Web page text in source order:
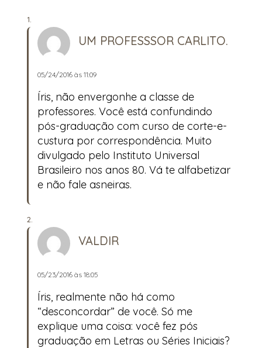
UM PROFESSSOR CARLITO.
05/24/2016 às 11:09
Íris, não envergonhe a classe de
professores. Você está confundindo
pós-graduação com curso de corte-e-
custura por correspondência. Muito
divulgado pelo Instituto Universal
Brasileiro nos anos 80. Vá te alfabetizar
e não fale asneiras.
VALDIR
05/23/2016 às 18:05
Íris, realmente não há como
“desconcordar” de você. Só me
explique uma coisa: você fez pós
graduação em Letras ou Séries Iniciais?